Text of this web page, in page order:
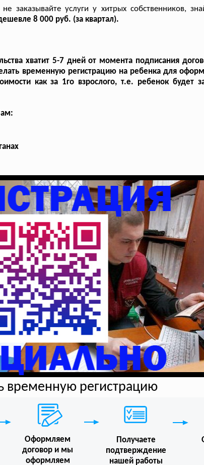
заказывайте услуги у хитрых собственников,
8 000 руб. (за квартал).
хватит 5-7 дней от момента подписания
временную регистрацию на ребенка для
как за 1го взрослого, т.е. ребенок будет
временную регистрацию
Оформляем
договор и мы
оформляем
Получаете
подтверждение
нашей работы